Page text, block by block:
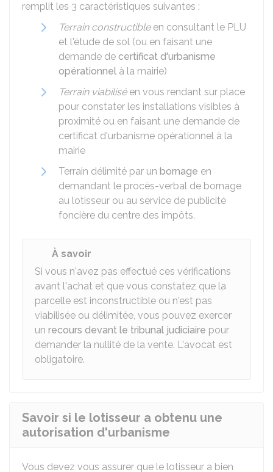
remplit les 3 caractéristiques suivantes :
Terrain constructibleen consultant le PLU
et l'étude de sol (ou en faisant une
demande de certificat d'urbanisme
opérationnel à la mairie)
Terrain viabiliséen vous rendant sur place
pour constater les installations visibles à
proximité ou en faisant une demande de
certificat d'urbanisme opérationnel à la
mairie
Terrain délimité par un bornage en
demandant le procès-verbal de bornage
au lotisseur ou au service de publicité
foncière du centre des impôts.
À savoir
Si vous n'avez pas effectué ces vérifications
avant l'achat et que vous constatez que la
parcelle est inconstructible ou n'est pas
viabilisée ou délimitée, vous pouvez exercer
un recours devant le tribunal judiciaire pour
demander la nullité de la vente. L'avocat est
obligatoire.
Savoir si le lotisseur a obtenu une
autorisation d'urbanisme
Vous devez vous assurer que le lotisseur a bien